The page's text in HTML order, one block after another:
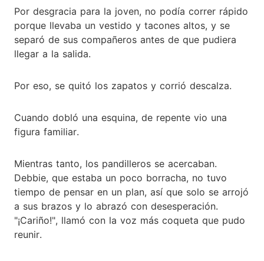
Por desgracia para la joven, no podía correr rápido
porque llevaba un vestido y tacones altos, y se
separó de sus compañeros antes de que pudiera
llegar a la salida.
Por eso, se quitó los zapatos y corrió descalza.
Cuando dobló una esquina, de repente vio una
figura familiar.
Mientras tanto, los pandilleros se acercaban.
Debbie, que estaba un poco borracha, no tuvo
tiempo de pensar en un plan, así que solo se arrojó
a sus brazos y lo abrazó con desesperación.
"¡Cariño!", llamó con la voz más coqueta que pudo
reunir.